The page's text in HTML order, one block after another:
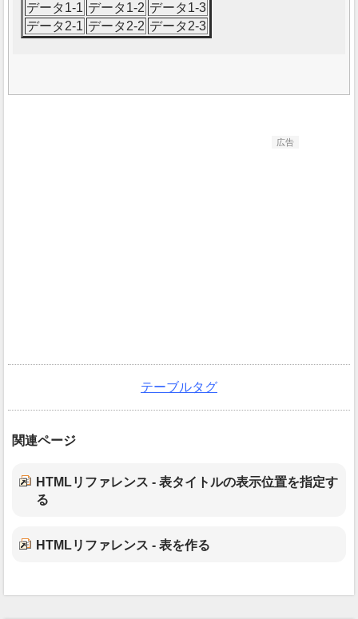
データ1-1 データ1-2 データ1-3
データ2-1 データ2-2 データ2-3
広告
テーブルタグ
関連ページ
HTMLリファレンス - 表タイトルの表示位置を指定す
る
HTMLリファレンス - 表を作る